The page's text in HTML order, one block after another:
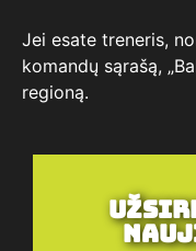
Jei esate treneris,
komandų sąrašą,
regioną.